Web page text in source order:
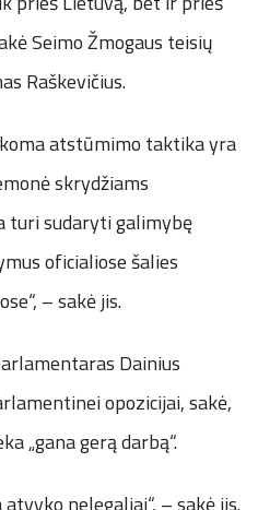
Seimo Žmogaus teisių
Raškevičius.
atstūmimo taktika yra
skrydžiams
turi sudaryti galimybę
oficialiose šalies
– sakė jis.
Dainius
opozicijai, sakė,
„gana gerą darbą“.